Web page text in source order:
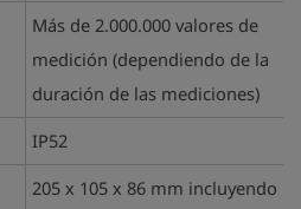
Más de 2.000.000 valores de
medición (dependiendo de la
duración de las mediciones)
IP52
205 x 105 x 86 mm incluyendo